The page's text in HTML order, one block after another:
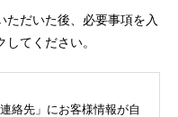
ただいた後、必要事項を入
てください。
絡先」にお客様情報が自